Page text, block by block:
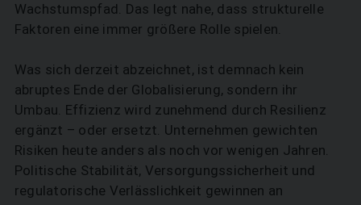
Wachstumspfad. Das legt nahe, dass strukturelle
Faktoren eine immer größere Rolle spielen.
Was sich derzeit abzeichnet, ist demnach kein
abruptes Ende der Globalisierung, sondern ihr
Umbau. Effizienz wird zunehmend durch Resilienz
ergänzt – oder ersetzt. Unternehmen gewichten
Risiken heute anders als noch vor wenigen Jahren.
Politische Stabilität, Versorgungssicherheit und
regulatorische Verlässlichkeit gewinnen an